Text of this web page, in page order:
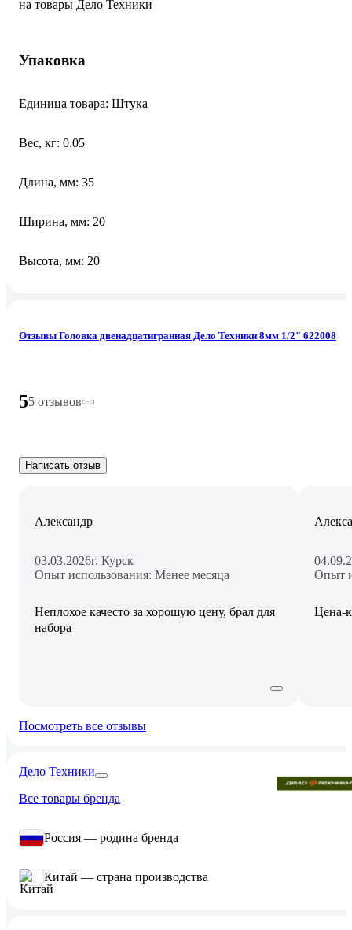
на товары Дело Техники
Упаковка
Единица товара: Штука
Вес, кг: 0.05
Длина, мм: 35
Ширина, мм: 20
Высота, мм: 20
Отзывы Головка двенадцатигранная Дело Техники 8мм 1/2" 622008
55 отзывов
Написать отзыв
Александр
03.03.2026г. Курск
Опыт использования: Менее месяца
Неплохое качесто за хорошую цену, брал для
набора
Опыт
Цена-
Посмотреть все отзывы
Дело Техники
Все товары бренда
Россия — родина бренда
Китай — страна производства